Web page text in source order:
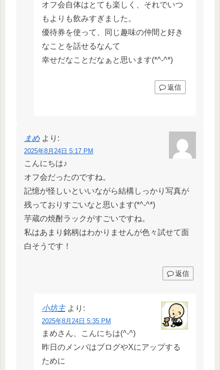
オフ会自体はとても楽しく、それでいつ
もよりも飲みすぎました。
優待券を使って、同じ趣味の仲間と好き
なことを話せるなんて
幸せだなことだなぁと思います(*^-^*)
返信
まめ より:
2025年8月24日 5:17 PM
こんにちは♪
オフ会だったのですね。
記憶が怪しいといいながら結構しっかり写真が
残っておりすごいなと思います(*^-^*)
芋蔵の焼酎ラックがすごいですね。
私はあまり銘柄はわかりませんが色々試せて面
白そうです！
返信
小坊主 より:
2025年8月24日 5:35 PM
まめさん、こんにちは(^-^)
昨日のメンバはブログやXにアップする
ために